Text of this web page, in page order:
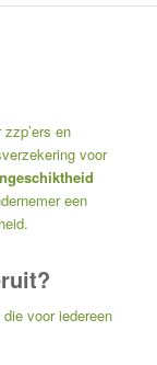
en
voor
een
voor iedereen